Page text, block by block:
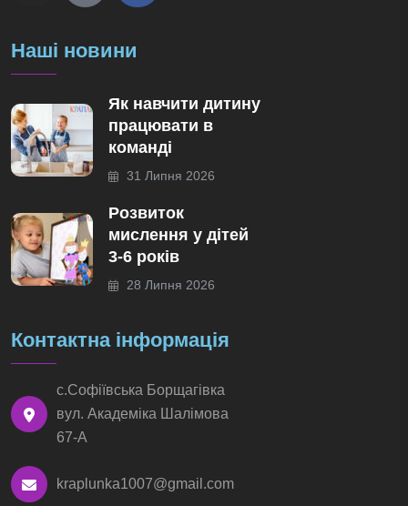
Наші новини
Як навчити дитину
працювати в
команді
31 Липня 2026
Розвиток
мислення у дітей
3-6 років
28 Липня 2026
Контактна інформація
с.Софіївська Борщагівка
вул. Академіка Шалімова
67-А
kraplunka1007@gmail.com